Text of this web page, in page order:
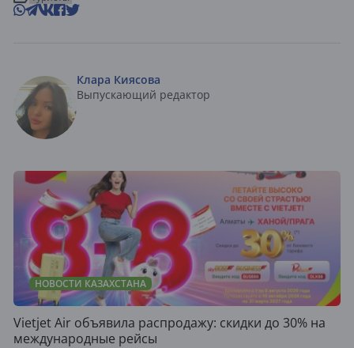
Клара Киясова
Выпускающий редактор
НОВОСТИ КАЗАХСТАНА
Vietjet Air объявила распродажу: скидки до 30% на
международные рейсы